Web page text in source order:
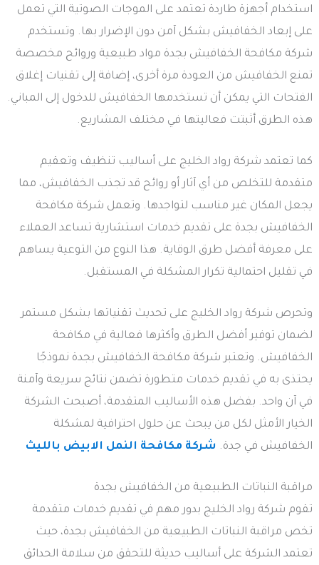
استخدام أجهزة طاردة تعتمد على الموجات الصوتية التي تعمل
على إبعاد الخفافيش بشكل آمن دون الإضرار بها. وتستخدم
شركة مكافحة الخفافيش بجدة مواد طبيعية وروائح مخصصة
تمنع الخفافيش من العودة مرة أخرى، إضافة إلى تقنيات إغلاق
الفتحات التي يمكن أن تستخدمها الخفافيش للدخول إلى المباني.
هذه الطرق أثبتت فعاليتها في مختلف المشاريع.
كما تعتمد شركة رواد الخليج على أساليب تنظيف وتعقيم
متقدمة للتخلص من أي آثار أو روائح قد تجذب الخفافيش، مما
يجعل المكان غير مناسب لتواجدها. وتعمل شركة مكافحة
الخفافيش بجدة على تقديم خدمات استشارية تساعد العملاء
على معرفة أفضل طرق الوقاية. هذا النوع من التوعية يساهم
في تقليل احتمالية تكرار المشكلة في المستقبل.
وتحرص شركة رواد الخليج على تحديث تقنياتها بشكل مستمر
لضمان توفير أفضل الطرق وأكثرها فعالية في مكافحة
الخفافيش. وتعتبر شركة مكافحة الخفافيش بجدة نموذجًا
يحتذى به في تقديم خدمات متطورة تضمن نتائج سريعة وآمنة
في آن واحد. بفضل هذه الأساليب المتقدمة، أصبحت الشركة
الخيار الأمثل لكل من يبحث عن حلول احترافية لمشكلة
الخفافيش في جدة. شركة مكافحة النمل الابيض بالليث
مراقبة النباتات الطبيعية من الخفافيش بجدة
تقوم شركة رواد الخليج بدور مهم في تقديم خدمات متقدمة
تخص مراقبة النباتات الطبيعية من الخفافيش بجدة، حيث
تعتمد الشركة على أساليب حديثة للتحقق من سلامة الحدائق